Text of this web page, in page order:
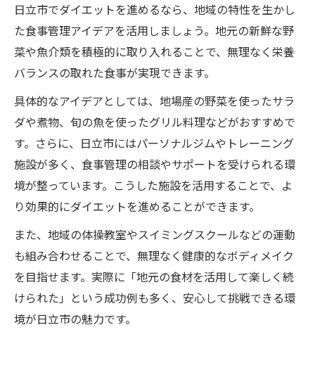
日立市でダイエットを進めるなら、地域の特性を生かし
た食事管理アイデアを活用しましょう。地元の新鮮な野
菜や魚介類を積極的に取り入れることで、無理なく栄養
バランスの取れた食事が実現できます。
具体的なアイデアとしては、地場産の野菜を使ったサラ
ダや煮物、旬の魚を使ったグリル料理などがおすすめで
す。さらに、日立市にはパーソナルジムやトレーニング
施設が多く、食事管理の相談やサポートを受けられる環
境が整っています。こうした施設を活用することで、よ
り効果的にダイエットを進めることができます。
また、地域の体操教室やスイミングスクールなどの運動
も組み合わせることで、無理なく健康的なボディメイク
を目指せます。実際に「地元の食材を活用して楽しく続
けられた」という成功例も多く、安心して挑戦できる環
境が日立市の魅力です。